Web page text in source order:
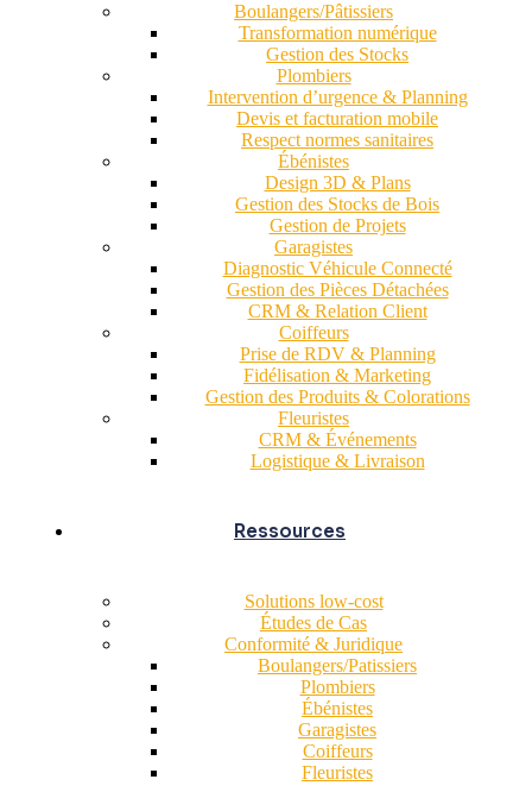
Boulangers/Pâtissiers
Transformation numérique
Gestion des Stocks
Plombiers
Intervention d’urgence & Planning
Devis et facturation mobile
Respect normes sanitaires
Ébénistes
Design 3D & Plans
Gestion des Stocks de Bois
Gestion de Projets
Garagistes
Diagnostic Véhicule Connecté
Gestion des Pièces Détachées
CRM & Relation Client
Coiffeurs
Prise de RDV & Planning
Fidélisation & Marketing
Gestion des Produits & Colorations
Fleuristes
CRM & Événements
Logistique & Livraison
Ressources
Solutions low-cost
Études de Cas
Conformité & Juridique
Boulangers/Patissiers
Plombiers
Ébénistes
Garagistes
Coiffeurs
Fleuristes